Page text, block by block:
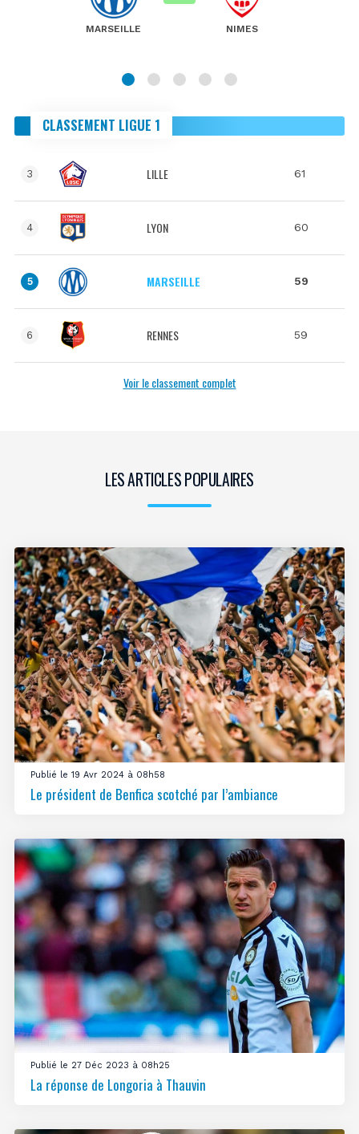
MARSEILLE NIMES
CLASSEMENT LIGUE 1
3 LILLE 61
4 LYON 60
5 MARSEILLE 59
6 RENNES 59
Voir le classement complet
LES ARTICLES POPULAIRES
Publié le 19 Avr 2024 à 08h58
Le président de Benfica scotché par l’ambiance
Publié le 27 Déc 2023 à 08h25
La réponse de Longoria à Thauvin